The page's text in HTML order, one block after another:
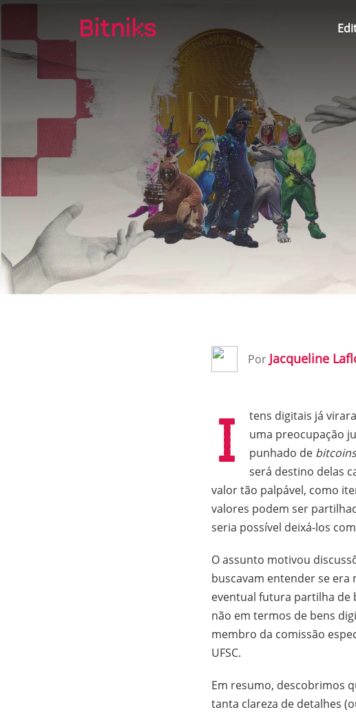
Por Jacqueline
I
tens digitais já
uma preocupação
punhado de bitcoins
será destino delas
valor tão palpável, como
valores podem ser
seria possível deixá-los
O assunto motivou
buscavam entender se
eventual futura partilha de
não em termos de bens
membro da comissão
UFSC.
Em resumo, descobrimos
tanta clareza de detalhes